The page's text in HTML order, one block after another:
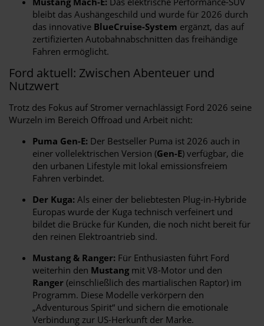
bleibt das Aushängeschild und wurde für 2026 durch
das innovative BlueCruise-System ergänzt, das auf
zertifizierten Autobahnabschnitten das freihändige
Fahren ermöglicht.
Ford aktuell: Zwischen Abenteuer und
Nutzwert
Trotz des Fokus auf Stromer vernachlässigt Ford 2026 seine
Wurzeln im Bereich Offroad und Arbeit nicht:
Puma Gen-E: Der Bestseller Puma ist 2026 auch in
einer vollelektrischen Version (Gen-E) verfügbar, die
den urbanen Lifestyle mit lokal emissionsfreiem
Fahren verbindet.
Der Kuga: Als einer der beliebtesten Plug-in-Hybride
Europas wurde der Kuga technisch verfeinert und
bildet die Brücke für Kunden, die noch nicht bereit für
den reinen Elektroantrieb sind.
Mustang & Ranger: Für Enthusiasten führt Ford
weiterhin den Mustang mit V8-Motor und den
Ranger (einschließlich des martialischen Raptor) im
Programm. Diese Modelle verkörpern den
„Adventurous Spirit“ und sichern die emotionale
Verbindung zur US-Herkunft der Marke.